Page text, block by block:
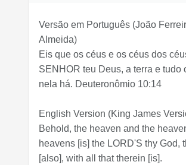
Versão em Português (João
Almeida)
Eis que os céus e os céus dos
SENHOR teu Deus, a terra e tudo
nela há. Deuteronômio 10:14
English Version (King James
Behold, the heaven and the
heavens [is] the LORD'S thy God,
[also], with all that therein [is].